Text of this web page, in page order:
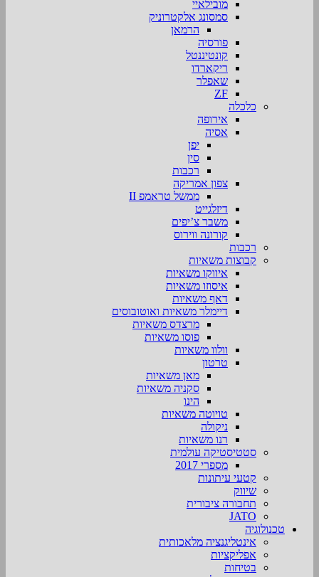
מובילאיי
סמסונג אלקטרוניק
הרמאן
פורסיה
קונטיננטל
ריקארדו
שאפלר
ZF
כלכלה
אירופה
אסיה
יפן
סין
רכבות
צפון אמריקה
ממשל טראמפ II
דיזלגייט
משבר צ’יפים
קורונה ווירוס
רכבות
קבוצות משאיות
איווקו משאיות
איסוזו משאיות
דאף משאיות
דיימלר משאיות ואוטובוסים
מרצדס משאיות
פוסו משאיות
וולוו משאיות
טרטון
מאן משאיות
סקניה משאיות
הינו
טויוטה משאיות
ניקולה
רנו משאיות
סטטיסטיקה עולמית
מספרי 2017
קטעי עיתונות
שיווק
תחבורה ציבורית
JATO
טכנולוגיה
אינטליגנציה מלאכותית
אפליקציות
בטיחות